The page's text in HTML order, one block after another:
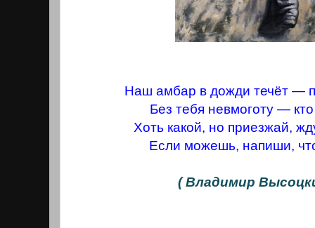
Наш амбар в дожди течёт —
Без тебя невмоготу —
Хоть какой, но приезжай,
Если можешь, напиши,
( Владимир